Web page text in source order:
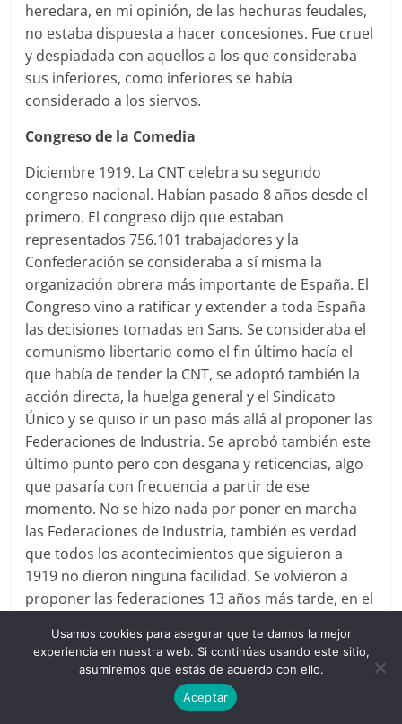
heredara, en mi opinión, de las hechuras feudales,
no estaba dispuesta a hacer concesiones. Fue cruel
y despiadada con aquellos a los que consideraba
sus inferiores, como inferiores se había
considerado a los siervos.
Congreso de la Comedia
Diciembre 1919. La CNT celebra su segundo
congreso nacional. Habían pasado 8 años desde el
primero. El congreso dijo que estaban
representados 756.101 trabajadores y la
Confederación se consideraba a sí misma la
organización obrera más importante de España. El
Congreso vino a ratificar y extender a toda España
las decisiones tomadas en Sans. Se consideraba el
comunismo libertario como el fin último hacía el
que había de tender la CNT, se adoptó también la
acción directa, la huelga general y el Sindicato
Único y se quiso ir un paso más allá al proponer las
Federaciones de Industria. Se aprobó también este
último punto pero con desgana y reticencias, algo
que pasaría con frecuencia a partir de ese
momento. No se hizo nada por poner en marcha
las Federaciones de Industria, también es verdad
que todos los acontecimientos que siguieron a
1919 no dieron ninguna facilidad. Se volvieron a
proponer las federaciones 13 años más tarde, en el
reticencias por otras razones más graves esa vez, y
las Federaciones siguieron en el limbo hasta que el
levantamiento militar de 1936 provocó el lamento
de todos los anarquistas que se dieron cuenta
Usamos cookies para asegurar que te damos la mejor
experiencia en nuestra web. Si continúas usando este sitio,
asumiremos que estás de acuerdo con ello.
Aceptar